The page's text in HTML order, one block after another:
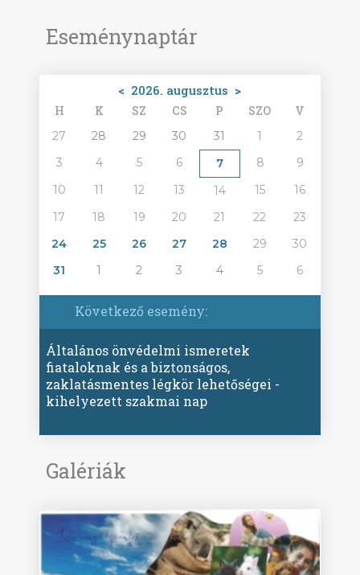
Eseménynaptár
< 2026. augusztus >
H K SZ CS P SZO V
27 28 29 30 31 1
2
3
4 5 6 7 8
9
10
11 12 13 14 15
16
17
18 19 20 21 22
23
24
25 26 27 28 29
30
31
1 2 3 4 5 6
Következő esemény:
Általános önvédelmi ismeretek
fiataloknak és a biztonságos,
zaklatásmentes légkör lehetőségei -
kihelyezett szakmai nap
Galériák